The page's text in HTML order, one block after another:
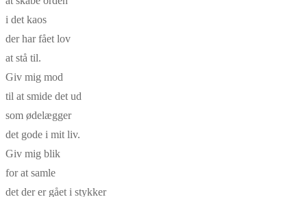
i det kaos
der har fået lov
at stå til.
Giv mig mod
til at smide det ud
som ødelægger
det gode i mit liv.
Giv mig blik
for at samle
det der er gået i stykker